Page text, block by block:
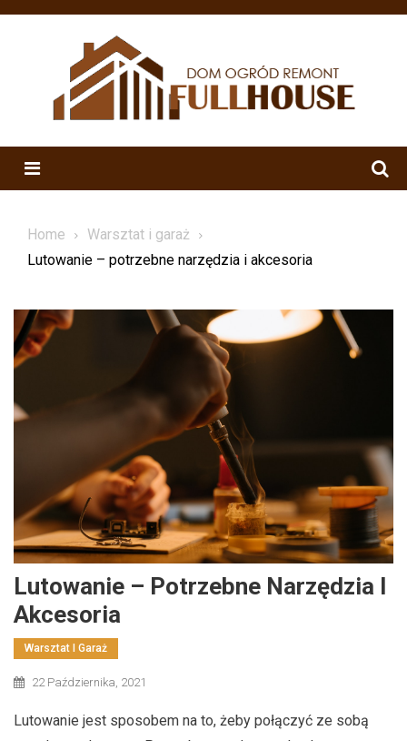
Skip
Menu
Home
Warsztat i garaż
Lutowanie – potrzebne narzędzia i akcesoria
Lutowanie – Potrzebne Narzędzia I
Akcesoria
Warsztat I Garaż
22 Października, 2021
Lutowanie jest sposobem na to, żeby połączyć ze sobą